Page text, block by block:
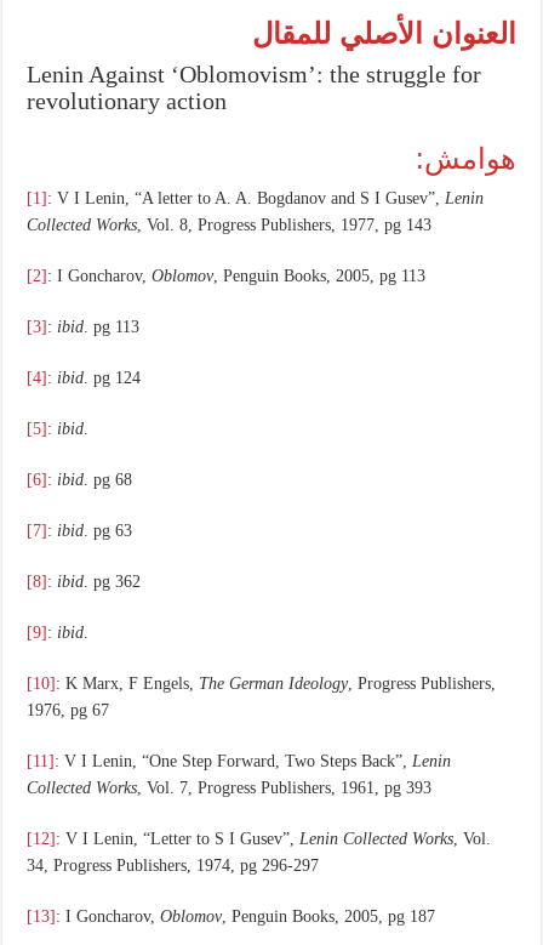
العنوان الأصلي للمقال
Lenin Against ‘Oblomovism’: the struggle for
revolutionary action
هوامش:
[1] : V I Lenin, “A letter to A. A. Bogdanov and S I Gusev”, Lenin
Collected Works , Vol. 8, Progress Publishers, 1977, pg 143
[2] : I Goncharov,Oblomov, Penguin Books, 2005, pg 113
[3] : ibid . pg 113
[4] : ibid . pg 124
[5] : ibid
[6] : ibid . pg 68
[7] : ibid . pg 63
[8] : ibid . pg 362
[9] : ibid
[10] : K Marx, F Engels, The German Ideology, Progress Publishers,
1976, pg 67
[11] : V I Lenin, “One Step Forward, Two Steps Back”, Lenin
Collected Works , Vol. 7, Progress Publishers, 1961, pg 393
[12] : V I Lenin, “Letter to S I Gusev”, Lenin Collected Works , Vol.
34, Progress Publishers, 1974, pg 296-297
[13] : I Goncharov,Oblomov, Penguin Books, 2005, pg 187